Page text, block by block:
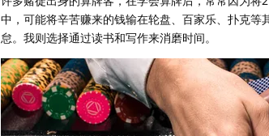
中，可能将辛苦赚来的钱输在轮盘、百家乐、扑克
怠。我则选择通过读书和写作来消磨时间。